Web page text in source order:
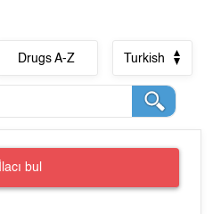
Drugs A-Z Turkish
İlacı bul